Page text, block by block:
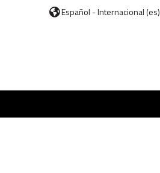
Español - Internacional ‎(es)‎